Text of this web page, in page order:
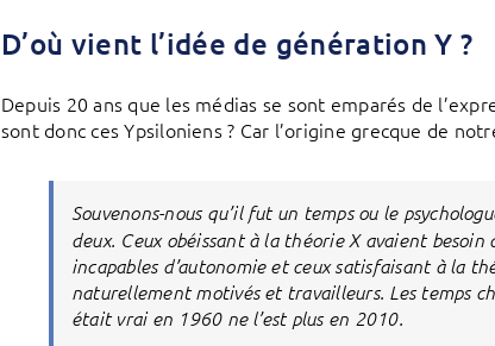
D’où vient l’idée de génération Y ?
Depuis 20 ans que les médias se sont emparés de
sont donc ces Ypsiloniens ? Car l’origine grecque de
Souvenons-nous qu’il fut un temps ou le
deux. Ceux obéissant à la théorie X avaient
incapables d’autonomie et ceux satisfaisant à la
naturellement motivés et travailleurs. Les temps
était vrai en 1960 ne l’est plus en 2010.